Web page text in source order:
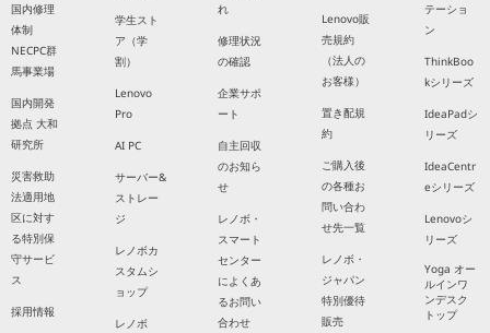
国内修理
体制
NECPC群
馬事業場
国内開発
拠点 大和
研究所
災害救助
法適用地
区に対す
る特別保
守サービ
ス
採用情報
学生スト
ア（学
割）
Lenovo
Pro
AI PC
サーバー&
ストレー
ジ
レノボカ
スタムシ
ョップ
レノボ
れ
修理状況
の確認
企業サポ
ート
自主回収
のお知ら
せ
レノボ・
スマート
センター
によくあ
るお問い
合わせ
Lenovo販
売規約
（法人の
お客様）
置き配規
約
ご購入後
の各種お
問い合わ
せ先一覧
レノボ・
ジャパン
特別優待
販売
テーショ
ン
ThinkBoo
kシリーズ
IdeaPadシ
リーズ
IdeaCentr
eシリーズ
Lenovoシ
リーズ
Yoga オー
ルインワ
ンデスク
トップ